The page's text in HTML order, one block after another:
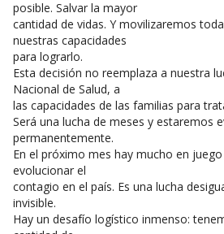
posible. Salvar la mayor
cantidad de vidas. Y movilizaremos
nuestras capacidades
para lograrlo.
Esta decisión no reemplaza a nuestra
Nacional de Salud, a
las capacidades de las familias para
Será una lucha de meses y estaremos
permanentemente.
En el próximo mes hay mucho en
evolucionar el
contagio en el país. Es una lucha
invisible.
Hay un desafío logístico inmenso: